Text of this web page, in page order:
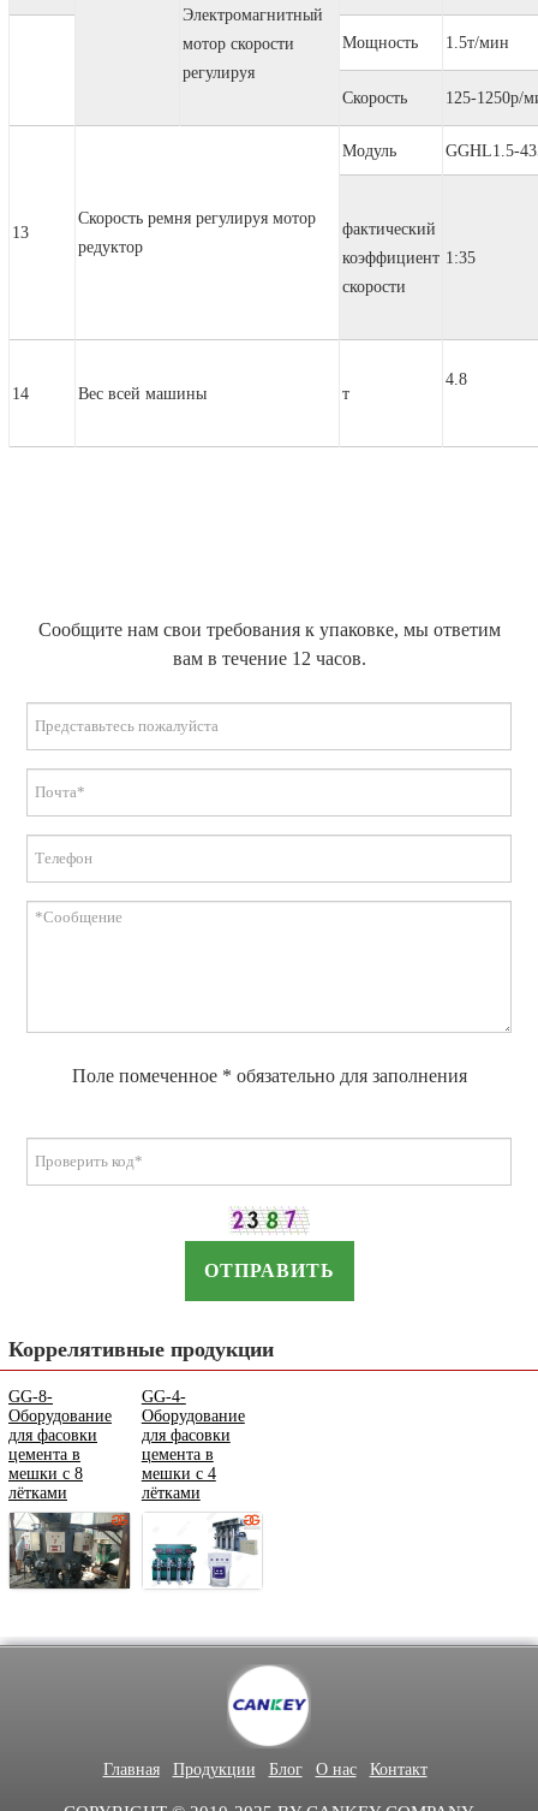
Электромагнитный
мотор скорости
регулируя
Мощность 1.5т/мин
Скорость 125-1250р/
13
Скорость ремня регулируя мотор
редуктор
Модуль GGHL1.5-
фактический
коэффициент
скорости
1:35
14 Вес всей машины т
4.8
Сообщите нам свои требования к упаковке, мы ответим
вам в течение 12 часов.
Поле помеченное * обязательно для заполнения
ОТПРАВИТЬ
Коррелятивные продукции
GG-8-
Оборудование
для фасовки
цемента в
мешки с 8
лётками
GG-4-
Оборудование
для фасовки
цемента в
мешки с 4
лётками
Главная Продукции Блог О нас Контакт